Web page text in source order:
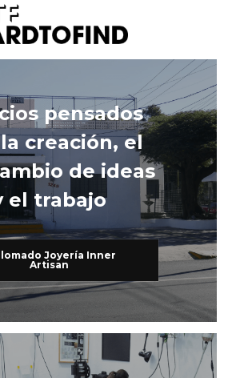
Workshops
pensados
creación, el
de ideas
el trabajo
Joyería Inner
Artisan